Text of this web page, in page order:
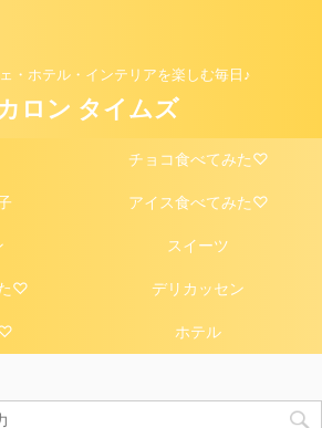
・ホテル・インテリアを楽しむ毎日♪
ロン タイムズ
チョコ食べてみた♡
アイス食べてみた♡
スイーツ
♡ デリカッセン
♡ ホテル